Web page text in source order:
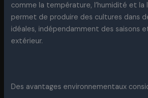
comme la température, l’humidité et la
permet de produire des cultures dans
idéales, indépendamment des saisons
extérieur.
Des avantages environnementaux